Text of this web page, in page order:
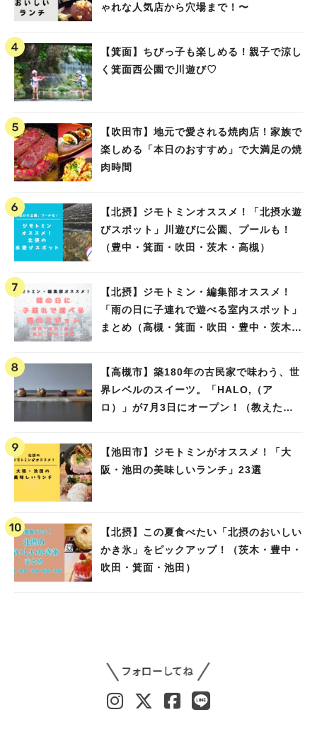
ゃれな人気店から穴場まで！〜
【箕面】ちびっ子も楽しめる！親子で涼し
く箕面西公園で川遊び♡
【吹田市】地元で愛される焼肉店！家族で
楽しめる「本日のおすすめ」で大満足の焼
肉時間
【北摂】ジモトミンオススメ！「北摂水遊
びスポット」川遊びに公園、プールも！
（豊中・箕面・吹田・茨木・高槻）
【北摂】ジモトミン・編集部オススメ！
「雨の日に子連れで遊べる室内スポット」
まとめ（高槻・箕面・吹田・豊中・茨木・
【高槻市】築180年の古民家で味わう、世
界レベルのスイーツ。「HALO,（ア
ロ）」が7月3日にオープン！（教えたい/
【池田市】ジモトミンがオススメ！「大
阪・池田の美味しいランチ」23選
【北摂】この夏食べたい「北摂のおいしい
かき氷」をピックアップ！（茨木・豊中・
吹田・箕面・池田）